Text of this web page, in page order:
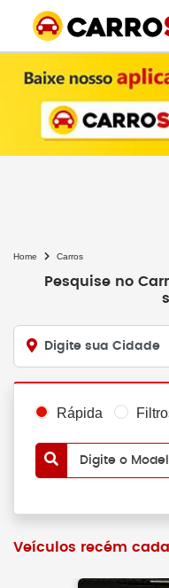
Home Carros
Pesquise no
Digite sua Cidade
Rápida
Digite o
Veículos recém